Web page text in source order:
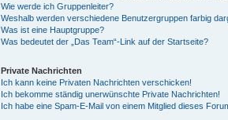
Wie werde ich Gruppenleiter?
Weshalb werden verschiedene Benutzergruppen farbig
Was ist eine Hauptgruppe?
Was bedeutet der „Das Team“-Link auf der Startseite?
Private Nachrichten
Ich kann keine Privaten Nachrichten verschicken!
Ich bekomme ständig unerwünschte Private Nachrichten!
Ich habe eine Spam-E-Mail von einem Mitglied dieses